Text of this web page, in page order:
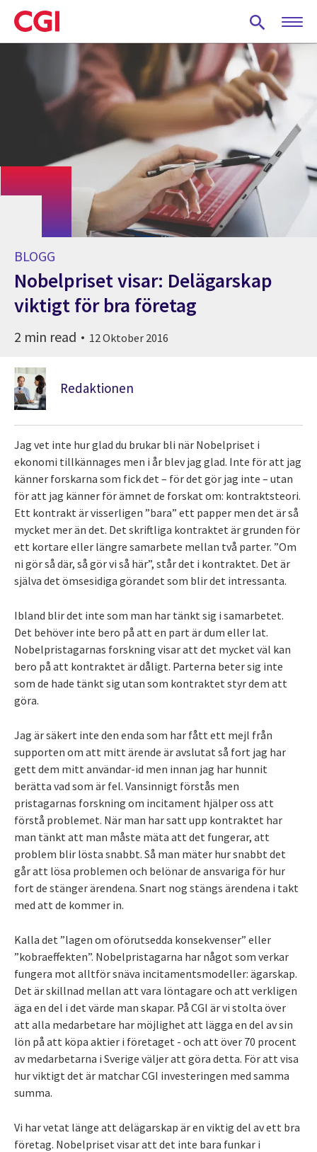
Skip
to
main
BLOGG
Nobelpriset visar: Delägarskap
viktigt för bra företag
2 min read 12 Oktober 2016
Redaktionen
Jag vet inte hur glad du brukar bli när Nobelpriset i
ekonomi tillkännages men i år blev jag glad. Inte för att jag
känner forskarna som fick det – för det gör jag inte – utan
för att jag känner för ämnet de forskat om: kontraktsteori.
Ett kontrakt är visserligen ”bara” ett papper men det är så
mycket mer än det. Det skriftliga kontraktet är grunden för
ett kortare eller längre samarbete mellan två parter. ”Om
ni gör så där, så gör vi så här”, står det i kontraktet. Det är
själva det ömsesidiga görandet som blir det intressanta.
Ibland blir det inte som man har tänkt sig i samarbetet.
Det behöver inte bero på att en part är dum eller lat.
Nobelpristagarnas forskning visar att det mycket väl kan
bero på att kontraktet är dåligt. Parterna beter sig inte
som de hade tänkt sig utan som kontraktet styr dem att
göra.
Jag är säkert inte den enda som har fått ett mejl från
supporten om att mitt ärende är avslutat så fort jag har
gett dem mitt användar-id men innan jag har hunnit
berätta vad som är fel. Vansinnigt förstås men
pristagarnas forskning om incitament hjälper oss att
förstå problemet. När man har satt upp kontraktet har
man tänkt att man måste mäta att det fungerar, att
problem blir lösta snabbt. Så man mäter hur snabbt det
går att lösa problemen och belönar de ansvariga för hur
fort de stänger ärendena. Snart nog stängs ärendena i takt
med att de kommer in.
Kalla det ”lagen om oförutsedda konsekvenser” eller
”kobraeffekten”. Nobelpristagarna har något som verkar
fungera mot alltför snäva incitamentsmodeller: ägarskap.
Det är skillnad mellan att vara löntagare och att verkligen
äga en del i det värde man skapar. På CGI är vi stolta över
att alla medarbetare har möjlighet att lägga en del av sin
lön på att köpa aktier i företaget - och att över 70 procent
av medarbetarna i Sverige väljer att göra detta. För att visa
hur viktigt det är matchar CGI investeringen med samma
summa.
Vi har vetat länge att delägarskap är en viktig del av ett bra
företag. Nobelpriset visar att det inte bara funkar i